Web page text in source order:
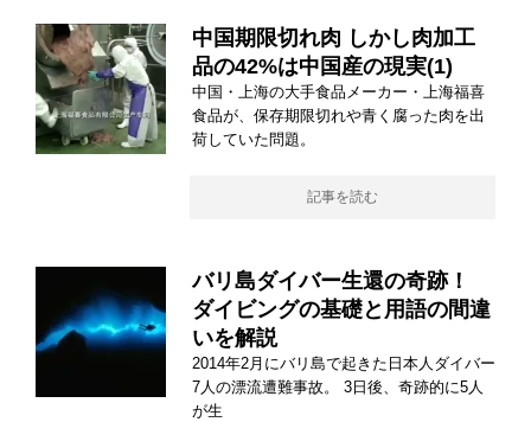
中国期限切れ肉 しかし肉加工
品の42%は中国産の現実(1)
中国・上海の大手食品メーカー・上海福喜
食品が、保存期限切れや青く腐った肉を出
荷していた問題。
記事を読む
バリ島ダイバー生還の奇跡！
ダイビングの基礎と用語の間違
いを解説
2014年2月にバリ島で起きた日本人ダイバー
7人の漂流遭難事故。 3日後、奇跡的に5人
が生